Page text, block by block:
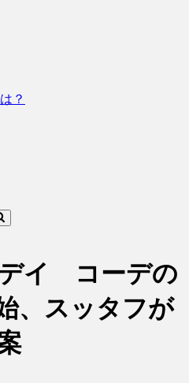
？
イ コーデの
、スッタフが